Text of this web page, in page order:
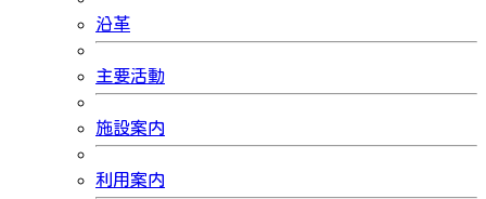
沿革
主要活動
施設案内
利用案内